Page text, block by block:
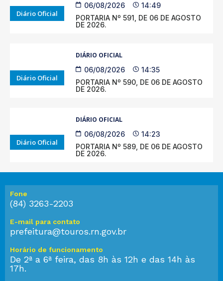
Diário Oficial
06/08/2026
14:49
PORTARIA Nº 591, DE 06 DE AGOSTO
DE 2026.
Diário Oficial
DIÁRIO OFICIAL
06/08/2026
14:35
PORTARIA Nº 590, DE 06 DE AGOSTO
DE 2026.
Diário Oficial
DIÁRIO OFICIAL
06/08/2026
14:23
PORTARIA Nº 589, DE 06 DE AGOSTO
DE 2026.
Fone
(84) 3263-2203
E-mail para contato
prefeitura@touros.rn.gov.br
Horário de funcionamento
De 2ª a 6ª feira, das 8h às 12h e das 14h às
17h.